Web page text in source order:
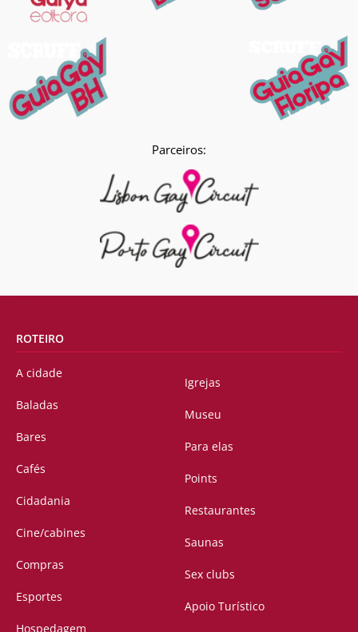
Parceiros:
ROTEIRO
A cidade
Baladas
Bares
Cafés
Cidadania
Cine/cabines
Compras
Esportes
Hospedagem
Igrejas
Museu
Para elas
Points
Restaurantes
Saunas
Sex clubs
Apoio Turístico